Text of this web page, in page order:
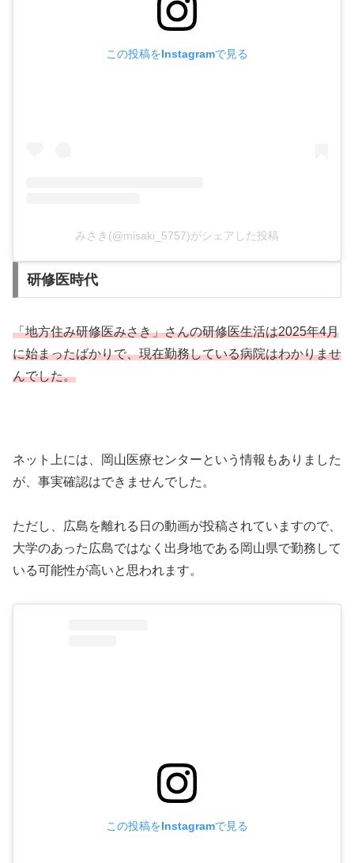
この投稿をInstagramで見る
みさき(@misaki_5757)がシェアした投稿
研修医時代
「地方住み研修医みさき」さんの研修医生活は2025年4月
に始まったばかりで、現在勤務している病院はわかりませ
んでした。
ネット上には、岡山医療センターという情報もありました
が、事実確認はできませんでした。
ただし、広島を離れる日の動画が投稿されていますので、
大学のあった広島ではなく出身地である岡山県で勤務して
いる可能性が高いと思われます。
この投稿をInstagramで見る